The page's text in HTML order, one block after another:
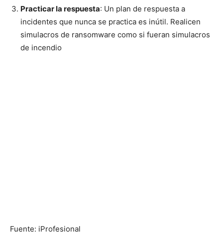
Practicar la respuesta: Un plan de respuesta a
incidentes que nunca se practica es inútil. Realicen
simulacros de ransomware como si fueran simulacros
de incendio
Fuente: iProfesional